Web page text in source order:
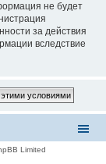
не будет
за действия
вследствие
Limited